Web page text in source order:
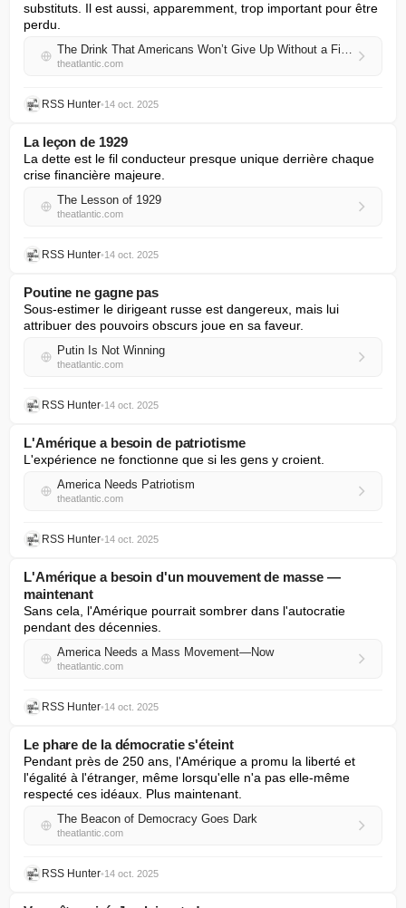
substituts. Il est aussi, apparemment, trop important pour être
perdu.
The Drink That Americans Won’t Give Up Without a Fight
theatlantic.com
RSS Hunter•14 oct. 2025
La leçon de 1929
La dette est le fil conducteur presque unique derrière chaque
crise financière majeure.
The Lesson of 1929
theatlantic.com
RSS Hunter•14 oct. 2025
Poutine ne gagne pas
Sous-estimer le dirigeant russe est dangereux, mais lui
attribuer des pouvoirs obscurs joue en sa faveur.
Putin Is Not Winning
theatlantic.com
RSS Hunter•14 oct. 2025
L'Amérique a besoin de patriotisme
L'expérience ne fonctionne que si les gens y croient.
America Needs Patriotism
theatlantic.com
RSS Hunter•14 oct. 2025
L'Amérique a besoin d'un mouvement de masse —
maintenant
Sans cela, l'Amérique pourrait sombrer dans l'autocratie
pendant des décennies.
America Needs a Mass Movement—Now
theatlantic.com
RSS Hunter•14 oct. 2025
Le phare de la démocratie s'éteint
Pendant près de 250 ans, l'Amérique a promu la liberté et
l'égalité à l'étranger, même lorsqu'elle n'a pas elle-même
respecté ces idéaux. Plus maintenant.
The Beacon of Democracy Goes Dark
theatlantic.com
RSS Hunter•14 oct. 2025